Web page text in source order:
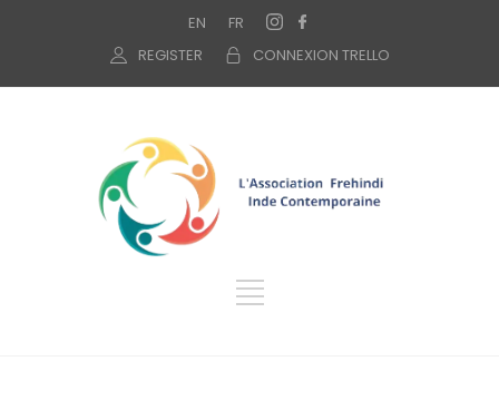
EN
FR
CONNEXION TRELLO
REGISTER